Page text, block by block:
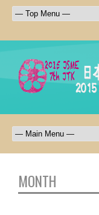
MONTH